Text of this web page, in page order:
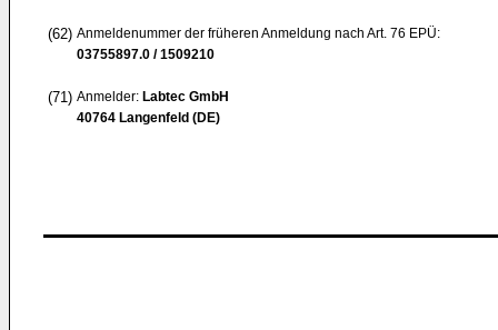
(62) Anmeldenummer der früheren Anmeldung nach Art. 76 EPÜ:
03755897.0 / 1509210
(71) Anmelder: Labtec GmbH
40764 Langenfeld (DE)